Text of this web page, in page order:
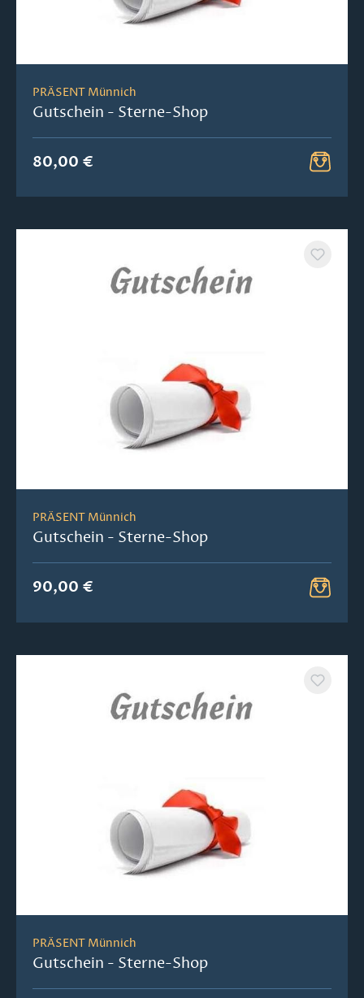
PRÄSENT Münnich
Gutschein - Sterne-Shop
80,00 €
PRÄSENT Münnich
Gutschein - Sterne-Shop
90,00 €
PRÄSENT Münnich
Gutschein - Sterne-Shop